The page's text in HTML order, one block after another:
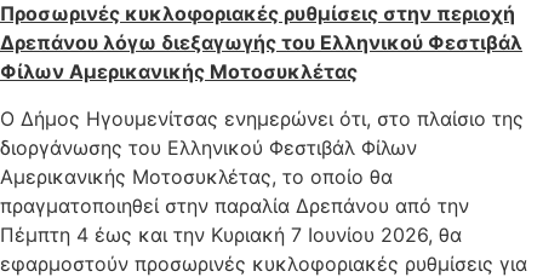
Προσωρινές κυκλοφοριακές ρυθμίσεις στην περιοχή
Δρεπάνου λόγω διεξαγωγής του Ελληνικού Φεστιβάλ
Φίλων Αμερικανικής Μοτοσυκλέτας
Ο Δήμος Ηγουμενίτσας ενημερώνει ότι, στο πλαίσιο της
διοργάνωσης του Ελληνικού Φεστιβάλ Φίλων
Αμερικανικής Μοτοσυκλέτας, το οποίο θα
πραγματοποιηθεί στην παραλία Δρεπάνου από την
Πέμπτη 4 έως και την Κυριακή 7 Ιουνίου 2026, θα
εφαρμοστούν προσωρινές κυκλοφοριακές ρυθμίσεις για